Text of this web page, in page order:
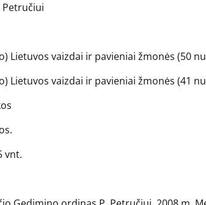
Petručiui
Lietuvos vaizdai ir pavieniai žmonės (50
Lietuvos vaizdai ir pavieniai žmonės (41
vnt.